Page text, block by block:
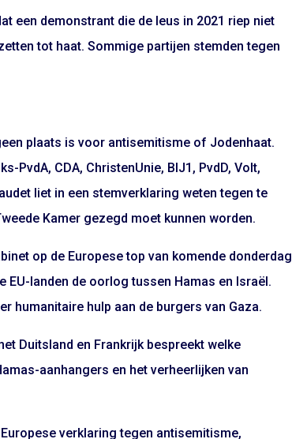
een demonstrant die de leus in 2021 riep niet
tot haat. Sommige partijen stemden tegen
plaats is voor antisemitisme of Jodenhaat.
PvdA, CDA, ChristenUnie, BIJ1, PvdD, Volt,
liet in een stemverklaring weten tegen te
Kamer gezegd moet kunnen worden.
op de Europese top van komende donderdag
EU-landen de oorlog tussen Hamas en Israël.
humanitaire hulp aan de burgers van Gaza.
Duitsland en Frankrijk bespreekt welke
aanhangers en het verheerlijken van
verklaring tegen antisemitisme,